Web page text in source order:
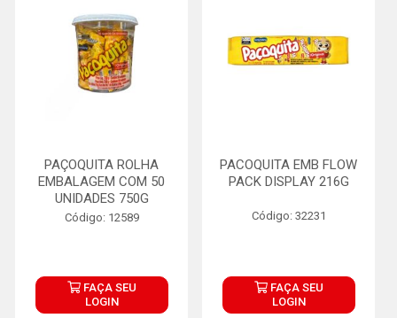
PAÇOQUITA ROLHA
EMBALAGEM COM 50
UNIDADES 750G
Código: 12589
FAÇA SEU
LOGIN
PACOQUITA EMB FLOW
PACK DISPLAY 216G
Código: 32231
FAÇA SEU
LOGIN